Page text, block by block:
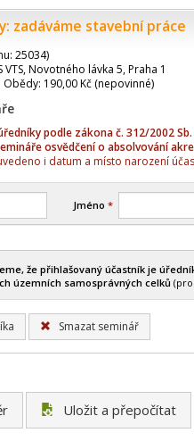
zadáváme stavební práce
25034)
Novotného lávka 5, Praha 1
190,00 Kč (nepovinné)
podle zákona č. 312/2002
osvědčení o absolvování
i datum a místo narození
Jméno*
že přihlašovaný účastník je
územních samosprávných celků
Smazat seminář
Uložit a přepočítat